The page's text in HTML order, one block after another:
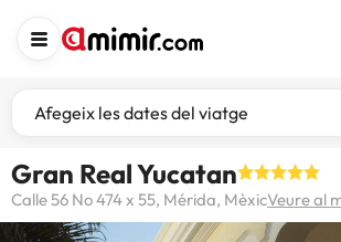
Afegeix les dates del viatge
Gran Real Yucatan
Calle 56 No 474 x 55, Mérida, MèxicVeure al